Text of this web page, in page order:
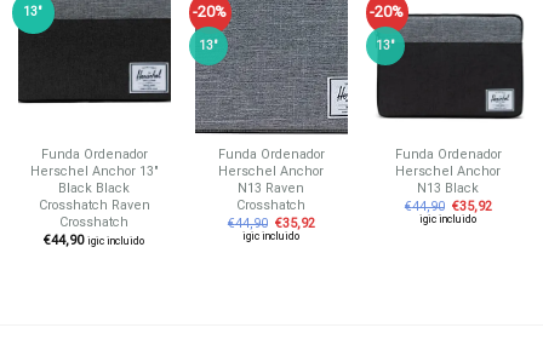
13"
Añadir
Funda Ordenador
Herschel Anchor 13″
Black Black
Crosshatch Raven
Crosshatch
€44,90 igic incluido
-20%
13"
Añadir
a tu
lista de
deseos
Funda Ordenador
Herschel Anchor
N13 Raven
Crosshatch
€44,90 €35,92
igic incluido
-20%
13"
Añadir
a tu
lista de
Funda Ordenador
Herschel Anchor
N13 Black
€44,90 €35,92
igic incluido